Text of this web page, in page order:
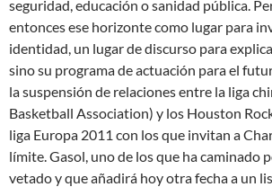
seguridad, educación o sanidad pública.
entonces ese horizonte como lugar para
identidad, un lugar de discurso para
sino su programa de actuación para el
la suspensión de relaciones entre la liga
Basketball Association) y los Houston
liga Europa 2011 con los que invitan a
límite. Gasol, uno de los que ha caminado
vetado y que añadirá hoy otra fecha a un